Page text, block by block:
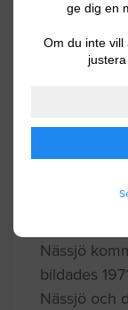
ge dig en
Om du inte vill
Vaggeryd
Vetlanda
Nässjö
bildades
Nässjö och